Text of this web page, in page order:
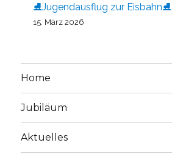
⛸️Jugendausflug zur Eisbahn⛸️
15. März 2026
Home
Jubiläum
Aktuelles